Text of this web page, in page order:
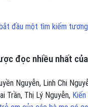
bắt đầu một tìm kiếm
đọc nhiều nhất
Nguyễn, Linh Chi
Trần, Thị Lý Nguyễn,